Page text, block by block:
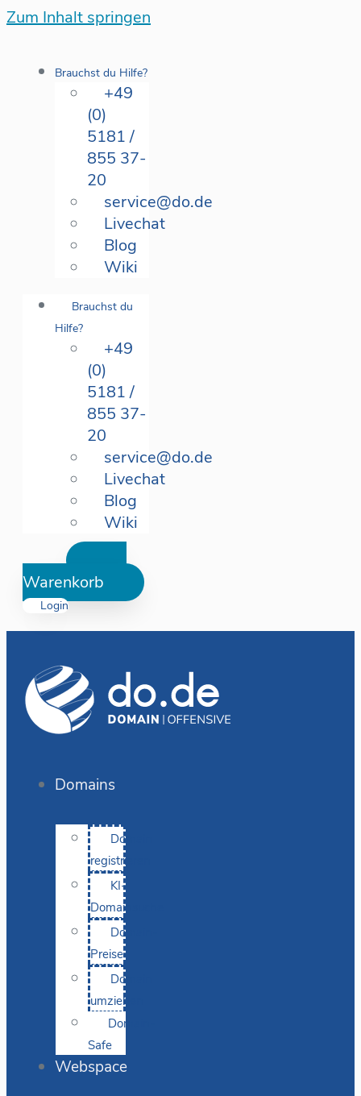
Zum Inhalt springen
Brauchst du Hilfe?
+49
(0)
5181 /
855 37-
20
service@do.de
Livechat
Blog
Wiki
Brauchst du
Hilfe?
+49
(0)
5181 /
855 37-
20
service@do.de
Livechat
Blog
Wiki
Warenkorb
Login
Domains
Domain
registrieren
KI-
Domainsuche
Domain-
Preise
Domain
umziehen
Domain-
Safe
Webspace